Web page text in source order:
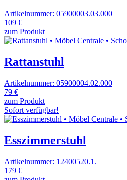
Artikelnummer: 05900003.03.000
109 €
zum Produkt
Rattanstuhl
Artikelnummer: 05900004.02.000
79 €
zum Produkt
Sofort verfügbar!
Esszimmerstuhl
Artikelnummer: 12400520.1.
179 €